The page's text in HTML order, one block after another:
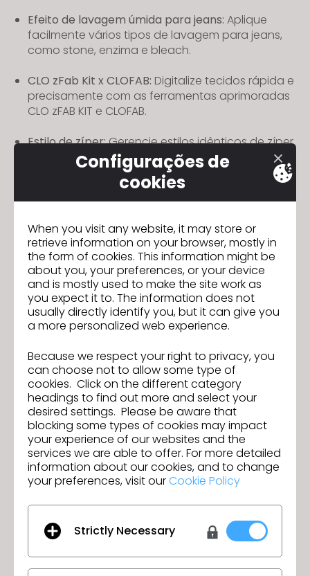
Efeito de lavagem úmida para jeans: Aplique
facilmente vários tipos de lavagem para jeans,
como stone, enzima e bleach.
CLO zFab Kit x CLOFAB: Digitalize tecidos rápida e
precisamente com as ferramentas aprimoradas
CLO zFAB KIT e CLOFAB.
Estilo de zíper:Gerencie estilos idênticos de zíper
como um único item para um fluxo de trabalho
mais rápido e eficiente.
CLO AI Studio:Experimente todos os recursos
acesso mais rápido a novas ferramentas com o
CLO AI Studio.
Experiência integrada CLO-SET & CONNECT:
Acesse e use as funcionalidades do CLO-SET e
CONNECT dentro do CLO de forma contínua e
unificada.
Confira outros recursos importantesda nova
versão ebaixe a versão mais recente do CLO.
Novos webinars serão lançados em breve, onde
você poderá aprender sobre os novos recursos em
detalhes —confira a programação!
Anterior
Participe do webinar sobre as
novas funcionalidades do CLO
2025.2!
Seguinte
Participe do webinar sobre as
2025.1!
Configurações de
cookies
When you visit any website, it may store or
retrieve information on your browser, mostly in
the form of cookies. This information might be
about you, your preferences, or your device
and is mostly used to make the site work as
you expect it to. The information does not
usually directly identify you, but it can give you
a more personalized web experience.
Because we respect your right to privacy, you
can choose not to allow some type of
cookies. Click on the different category
headings to find out more and select your
desired settings. Please be aware that
blocking some types of cookies may impact
your experience of our websites and the
services we are able to offer. For more detailed
information about our cookies, and to change
your preferences, visit ourCookie Policy
Strictly Necessary